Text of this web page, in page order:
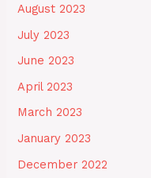
August 2023
July 2023
June 2023
April 2023
March 2023
January 2023
December 2022